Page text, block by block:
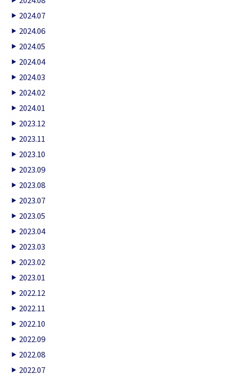
2024.07
2024.06
2024.05
2024.04
2024.03
2024.02
2024.01
2023.12
2023.11
2023.10
2023.09
2023.08
2023.07
2023.05
2023.04
2023.03
2023.02
2023.01
2022.12
2022.11
2022.10
2022.09
2022.08
2022.07